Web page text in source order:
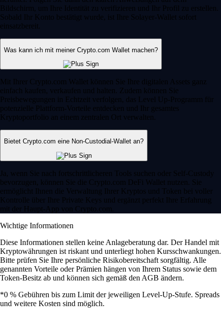
Bildschirm, um Ihre Identität zu verifizieren und Ihr Profil zu erstellen.
Sobald Ihr Konto bestätigt wurde, ist Ihre Solayer-Wallet sofort
einsatzbereit.
Was kann ich mit meiner Crypto.com Wallet machen?
Mit Ihrer Crypto.com Wallet können Sie Ihre digitalen Assets ganz
einfach kaufen, verkaufen und halten. Zudem können Sie
Preisbewegungen in Echtzeit verfolgen, das Level Up-Programm für
potenzielle Plattform-Vorteile entdecken und Ihr gesamtes
Kryptoportfolio an einem zentralen Ort verwalten.
Bietet Crypto.com eine Non-Custodial-Wallet an?
Ja, wenn Sie nach fortschrittlicheren Tools suchen oder Self-Custody
bevorzugen, können Sie die Crypto.com DeFi Wallet nutzen. Sie
ermöglicht Ihnen die Verwaltung Ihrer Kryptos und Token bei voller
Kontrolle über Ihre Private Keys und ergänzt perfekt Ihre Erfahrung
mit der Haupt-App von Crypto.com.
Wichtige Informationen
Diese Informationen stellen keine Anlageberatung dar. Der Handel mit
Kryptowährungen ist riskant und unterliegt hohen Kursschwankungen.
Bitte prüfen Sie Ihre persönliche Risikobereitschaft sorgfältig. Alle
genannten Vorteile oder Prämien hängen von Ihrem Status sowie dem
Token-Besitz ab und können sich gemäß den AGB ändern.
*0 % Gebühren bis zum Limit der jeweiligen Level-Up-Stufe. Spreads
und weitere Kosten sind möglich.